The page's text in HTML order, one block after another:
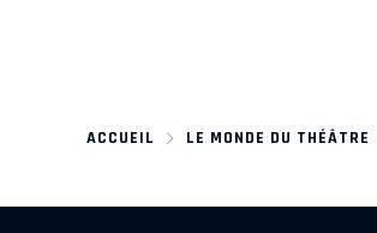
ACCUEIL LE MONDE DU THÉÂTRE